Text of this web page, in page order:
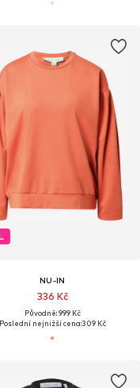
NU-IN
336 Kč
Původně: 999 Kč
Poslední nejnižší cena:309 Kč